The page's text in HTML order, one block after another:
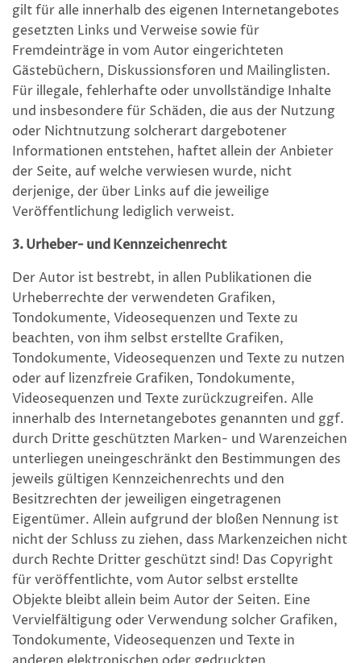
gilt für alle innerhalb des eigenen Internetangebotes
gesetzten Links und Verweise sowie für
Fremdeinträge in vom Autor eingerichteten
Gästebüchern, Diskussionsforen und Mailinglisten.
Für illegale, fehlerhafte oder unvollständige Inhalte
und insbesondere für Schäden, die aus der Nutzung
oder Nichtnutzung solcherart dargebotener
Informationen entstehen, haftet allein der Anbieter
der Seite, auf welche verwiesen wurde, nicht
derjenige, der über Links auf die jeweilige
Veröffentlichung lediglich verweist.
3. Urheber- und Kennzeichenrecht
Der Autor ist bestrebt, in allen Publikationen die
Urheberrechte der verwendeten Grafiken,
Tondokumente, Videosequenzen und Texte zu
beachten, von ihm selbst erstellte Grafiken,
Tondokumente, Videosequenzen und Texte zu nutzen
oder auf lizenzfreie Grafiken, Tondokumente,
Videosequenzen und Texte zurückzugreifen. Alle
innerhalb des Internetangebotes genannten und ggf.
durch Dritte geschützten Marken- und Warenzeichen
unterliegen uneingeschränkt den Bestimmungen des
jeweils gültigen Kennzeichenrechts und den
Besitzrechten der jeweiligen eingetragenen
Eigentümer. Allein aufgrund der bloßen Nennung ist
nicht der Schluss zu ziehen, dass Markenzeichen nicht
durch Rechte Dritter geschützt sind! Das Copyright
für veröffentlichte, vom Autor selbst erstellte
Objekte bleibt allein beim Autor der Seiten. Eine
Vervielfältigung oder Verwendung solcher Grafiken,
Tondokumente, Videosequenzen und Texte in